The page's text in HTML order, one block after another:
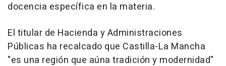
docencia específica en la materia.
El titular de Hacienda y Administraciones
Públicas ha recalcado que Castilla-La Mancha
"es una región que aúna tradición y modernidad"